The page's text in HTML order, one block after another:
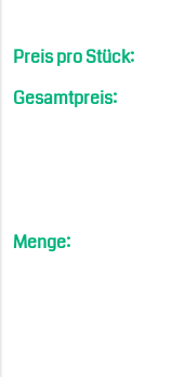
Preis pro Stück:
Gesamtpreis:
Menge: